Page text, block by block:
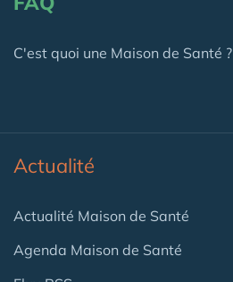
C'est quoi une Maison de Santé ?
Actualité
Actualité Maison de Santé
Agenda Maison de Santé